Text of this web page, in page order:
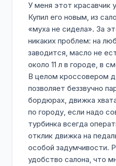
У меня этот красавчик
Купил его новым, из
«муха не сидела». За
никаких проблем: на
заводится, масло не
около 11 л в городе, в
В целом кроссовером
позволяет беззвучно
бордюрах, движка
по городу, если надо
турбинка всегда
отклик движка на
особой задумчивости.
удобство салона, что